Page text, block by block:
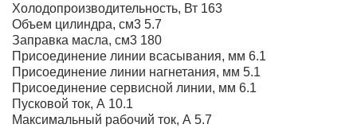
Холодопроизводительность, Вт 163
Объем цилиндра, см3 5.7
Заправка масла, см3 180
Присоединение линии всасывания, мм 6.1
Присоединение линии нагнетания, мм 5.1
Присоединение сервисной линии, мм 6.1
Пусковой ток, А 10.1
Максимальный рабочий ток, А 5.7